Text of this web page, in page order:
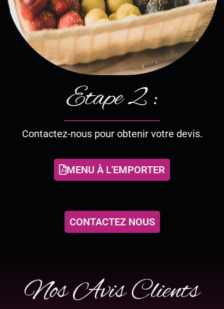
Etape 2 :
Contactez-nous pour obtenir votre devis.
MENU À L'EMPORTER
CONTACTEZ NOUS
Nos Avis Clients